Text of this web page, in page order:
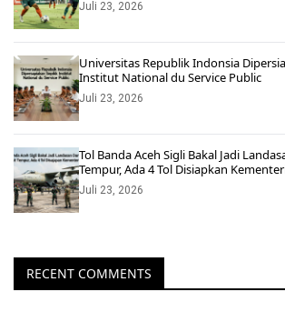
Juli 23, 2026
Universitas Republik Indonsia
Institut National du Service Public
Juli 23, 2026
Tol Banda Aceh Sigli Bakal Jadi
Tempur, Ada 4 Tol Disiapkan
Juli 23, 2026
RECENT COMMENTS